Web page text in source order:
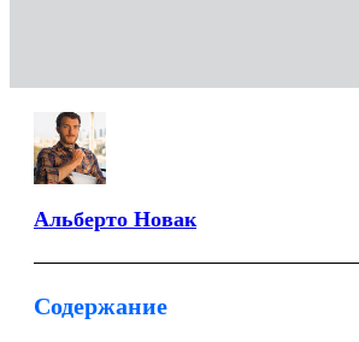
Альберто Новак
Содержание